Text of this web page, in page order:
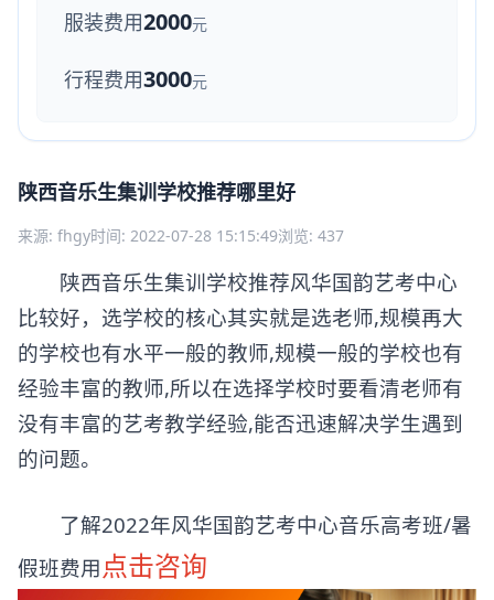
服装费用2000元
行程费用3000元
陕西音乐生集训学校推荐哪里好
来源: fhgy 时间: 2022-07-28 15:15:49 浏览: 437
陕西音乐生集训学校推荐风华国韵艺考中心
比较好，选学校的核心其实就是选老师,规模再大
的学校也有水平一般的教师,规模一般的学校也有
经验丰富的教师,所以在选择学校时要看清老师有
没有丰富的艺考教学经验,能否迅速解决学生遇到
的问题。
了解2022年风华国韵艺考中心音乐高考班/暑
假班费用点击咨询